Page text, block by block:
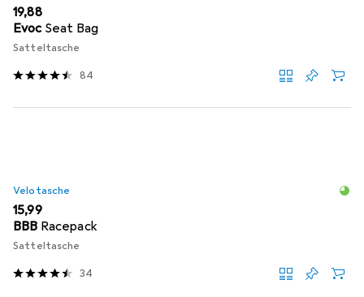
EUR
19,88
Evoc Seat Bag
Satteltasche
84
Velotasche
EUR
15,99
BBB Racepack
Satteltasche
34